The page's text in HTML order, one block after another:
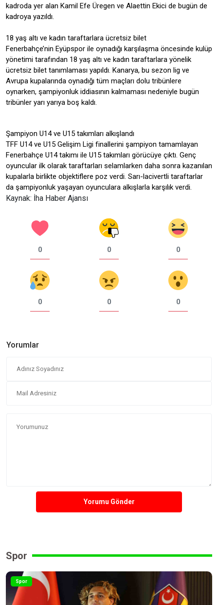
kadroda yer alan Kamil Efe Üregen ve Alaettin Ekici de bugün de
kadroya yazıldı.
18 yaş altı ve kadın taraftarlara ücretsiz bilet
Fenerbahçe’nin Eyüpspor ile oynadığı karşılaşma öncesinde kulüp
yönetimi tarafından 18 yaş altı ve kadın taraftarlara yönelik
ücretsiz bilet tanımlaması yapıldı. Kanarya, bu sezon lig ve
Avrupa kupalarında oynadığı tüm maçları dolu tribünlere
oynarken, şampiyonluk iddiasının kalmaması nedeniyle bugün
tribünler yarı yarıya boş kaldı.
Şampiyon U14 ve U15 takımları alkışlandı
TFF U14 ve U15 Gelişim Ligi finallerini şampiyon tamamlayan
Fenerbahçe U14 takımı ile U15 takımları görücüye çıktı. Genç
oyuncular ilk olarak taraftarları selamlarken daha sonra kazanılan
kupalarla birlikte objektiflere poz verdi. Sarı-lacivertli taraftarlar
da şampiyonluk yaşayan oyunculara alkışlarla karşılık verdi.
Kaynak: İha Haber Ajansı
0 0 0
0 0 0
Yorumlar
Yorumu Gönder
Spor
Spor